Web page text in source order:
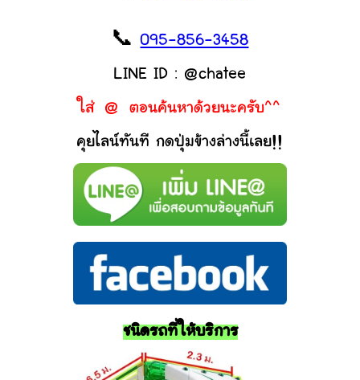
📞095-856-3458
LINE ID : @chatee
ใส่ @ ตอนค้นหาด้วยนะครับ^^
คุยไลน์ทันที กดปุ่มข้างล่างนี้เลย!!
ชนิดรถที่ให้บริการ